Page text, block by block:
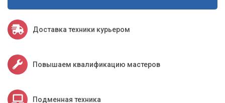
Доставка техники курьером
Повышаем квалификацию мастеров
Подменная техника